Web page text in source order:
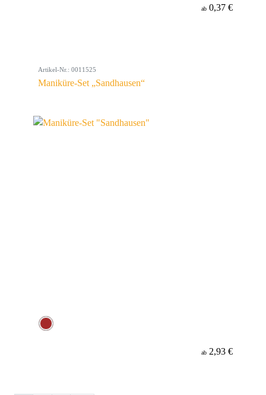
ab 0,37 €
Artikel-Nr.: 0011525
Maniküre-Set „Sandhausen“
ab 2,93 €